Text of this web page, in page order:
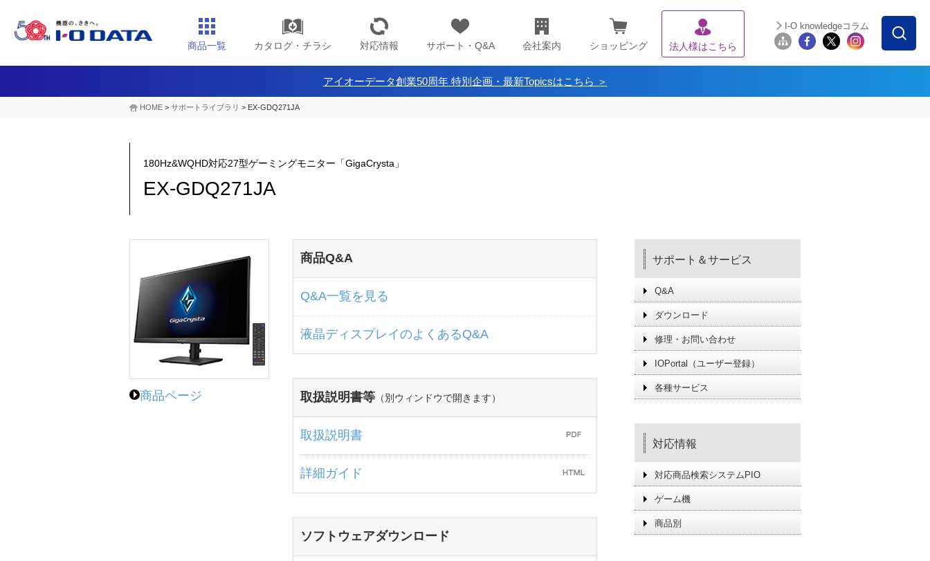
商品一覧 カタログ・チラシ 対応情報 サポート・Q&A 会社案内 ショッピング 法人様はこちら
I-O knowledgeコラム
アイオーデータ創業50周年 特別企画・最新Topicsはこちら ＞
HOME > サポートライブラリ > EX-GDQ271JA
180Hz&WQHD対応27型ゲーミングモニター「GigaCrysta」
EX-GDQ271JA
商品ページ
商品Q&A
Q&A一覧を見る
液晶ディスプレイのよくあるQ&A
取扱説明書等 （別ウィンドウで開きます）
取扱説明書
詳細ガイド
ソフトウェアダウンロード
サポート＆サービス
Q&A
ダウンロード
修理・お問い合わせ
IOPortal（ユーザー登録）
各種サービス
対応情報
対応商品検索システムPIO
ゲーム機
商品別